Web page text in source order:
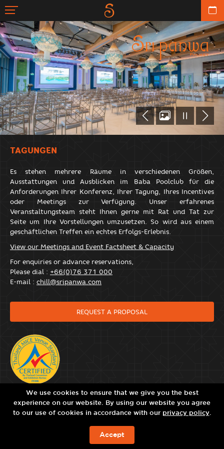
TAGUNGEN
Es stehen mehrere Räume in verschiedenen Größen,
Ausstattungen und Ausblicken im Baba Poolclub für die
Anforderungen Ihrer Konferenz, Ihrer Tagung, Ihres Incentives
oder Meetings zur Verfügung. Unser erfahrenes
Veranstaltungsteam steht Ihnen gerne mit Rat und Tat zur
Seite um Ihre Vorstellungen umzusetzen. So wird aus einem
geschäftlichen Treffen ein echtes Erfolgs-Erlebnis.
View our Meetings and Event Factsheet & Capacity
For enquiries or advance reservations,
Please dial : +66(0)76 371 000
E-mail : chill@sripanwa.com
REQUEST A PROPOSAL
JETZT BUCHEN
We use cookies to ensure that we give you the best
experience on our website. By using our website you agree
to our use of cookies in accordance with our privacy policy.
Accept